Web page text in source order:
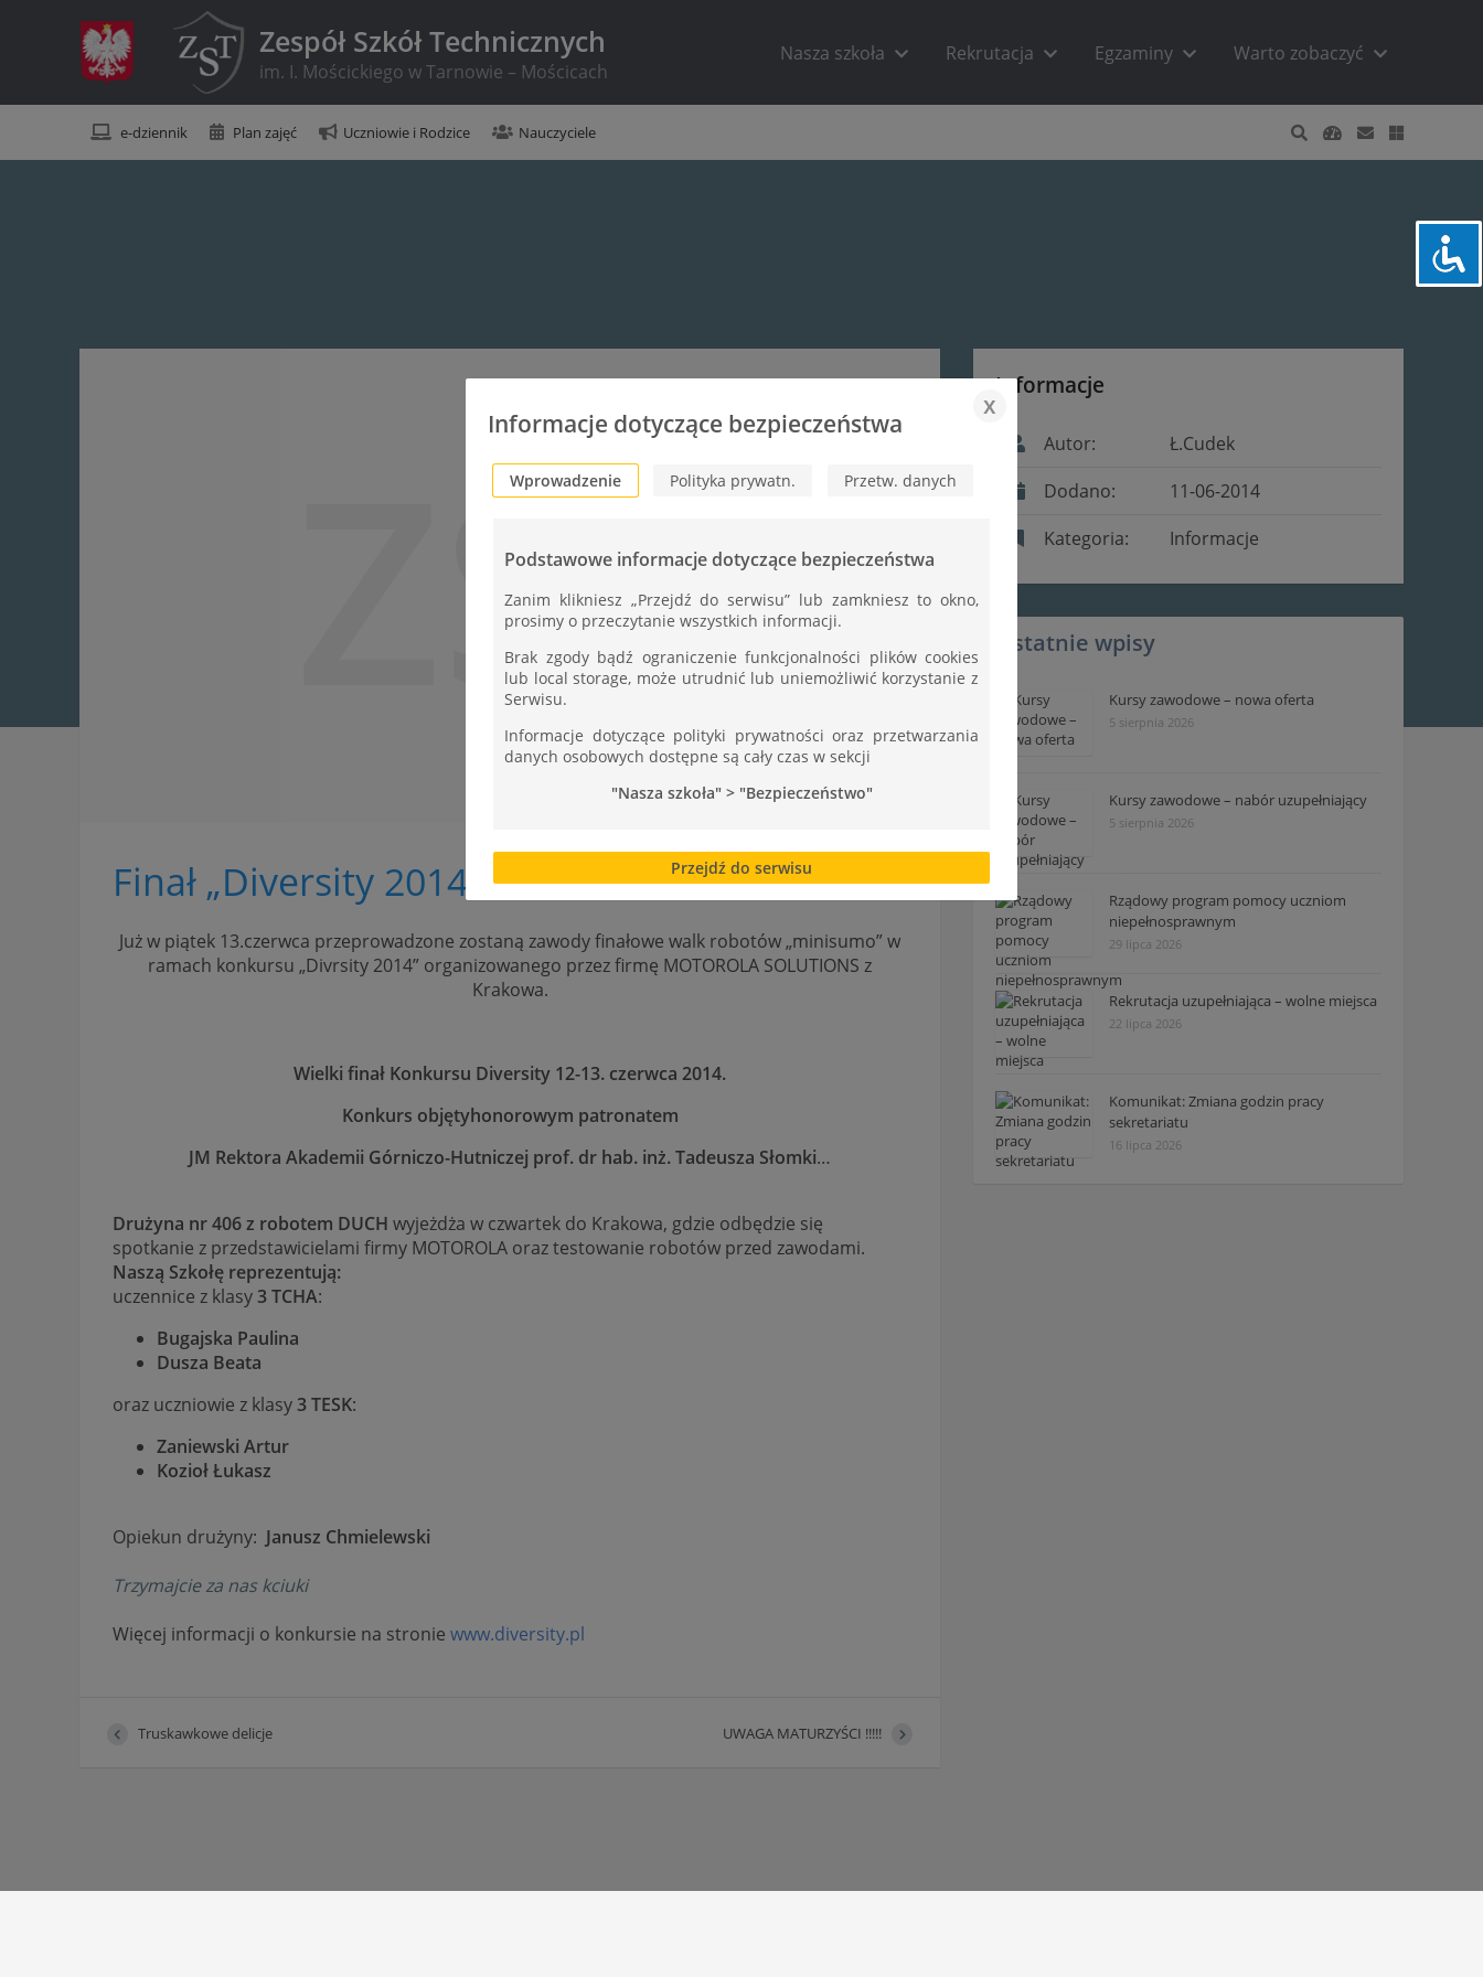
Zespół Szkół Technicznych
im. I. Mościckiego w Tarnowie – Mościcach
Nasza szkoła Rekrutacja Egzaminy Warto zobaczyć
e-dziennik Plan zajęć Uczniowie i Rodzice Nauczyciele
ZST
Finał „Diversity 2014”
Już w piątek 13.czerwca przeprowadzone zostaną zawody finałowe walk robotów „minisumo” w
ramach konkursu „Divrsity 2014” organizowanego przez firmę MOTOROLA SOLUTIONS z
Krakowa.
Wielki finał Konkursu Diversity 12-13. czerwca 2014.
Konkurs objętyhonorowym patronatem
JM Rektora Akademii Górniczo-Hutniczej prof. dr hab. inż. Tadeusza Słomki…
Drużyna nr 406 z robotem DUCH wyjeżdża w czwartek do Krakowa, gdzie odbędzie się
spotkanie z przedstawicielami firmy MOTOROLA oraz testowanie robotów przed zawodami.
Naszą Szkołę reprezentują:
uczennice z klasy3 TCHA:
Bugajska Paulina
Dusza Beata
oraz uczniowie z klasy3 TESK:
Zaniewski Artur
Kozioł Łukasz
Opiekun drużyny: Janusz Chmielewski
Trzymajcie za nas kciuki
Więcej informacji o konkursie na stronie www.diversity.pl
Truskawkowe delicje UWAGA MATURZYŚCI !!!!!
Informacje
Autor:
Ł.Cudek
Dodano:
11-06-2014
Kategoria:
Informacje
Ostatnie wpisy
Kursy zawodowe – nowa oferta
5 sierpnia 2026
Kursy zawodowe – nabór uzupełniający
5 sierpnia 2026
Rządowy program pomocy uczniom
niepełnosprawnym
29 lipca 2026
Rekrutacja uzupełniająca – wolne miejsca
22 lipca 2026
Komunikat: Zmiana godzin pracy
sekretariatu
16 lipca 2026
Informacje dotyczące bezpieczeństwa
x
Wprowadzenie Polityka prywatn. Przetw. danych
Podstawowe informacje dotyczące bezpieczeństwa
Zanim klikniesz „Przejdź do serwisu” lub zamkniesz to okno,
prosimy o przeczytanie wszystkich informacji.
Brak zgody bądź ograniczenie funkcjonalności plików cookies
lub local storage, może utrudnić lub uniemożliwić korzystanie z
Serwisu.
Informacje dotyczące polityki prywatności oraz przetwarzania
danych osobowych dostępne są cały czas w sekcji
"Nasza szkoła" > "Bezpieczeństwo"
Przejdź do serwisu